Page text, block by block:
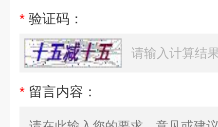
* 验证码：
* 留言内容：